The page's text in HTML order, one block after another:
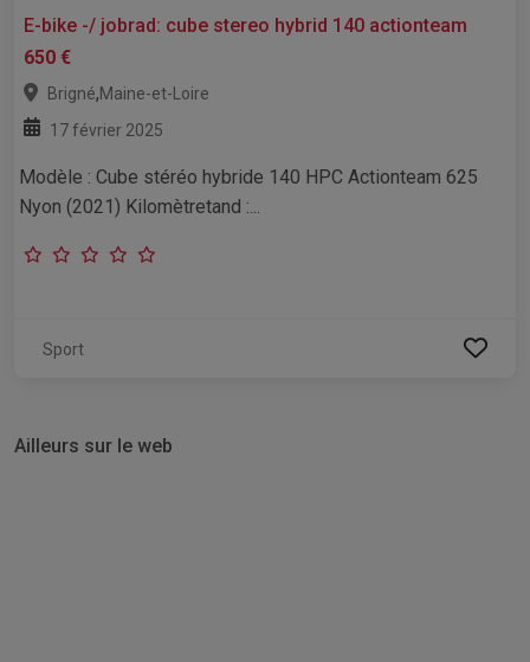
E-bike -/ jobrad: cube stereo hybrid 140 actionteam
650 €
Brigné,Maine-et-Loire
17 février 2025
Modèle : Cube stéréo hybride 140 HPC Actionteam 625
Nyon (2021) Kilomètretand :...
Sport
Ailleurs sur le web